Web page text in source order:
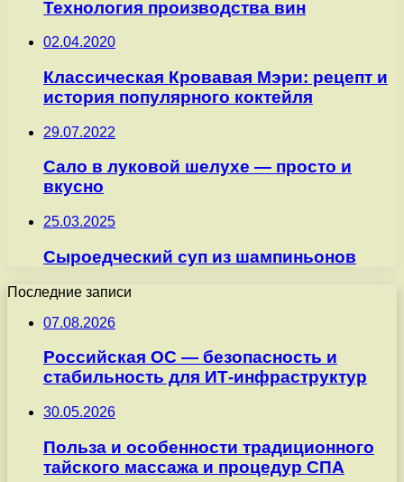
Технология производства вин
02.04.2020
Классическая Кровавая Мэри: рецепт и
история популярного коктейля
29.07.2022
Сало в луковой шелухе — просто и
вкусно
25.03.2025
Сыроедческий суп из шампиньонов
Последние записи
07.08.2026
Российская ОС — безопасность и
стабильность для ИТ-инфраструктур
30.05.2026
Польза и особенности традиционного
тайского массажа и процедур СПА